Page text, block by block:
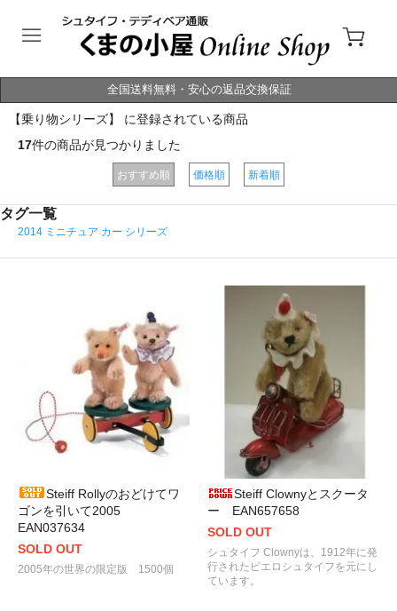
全国送料無料・安心の返品交換保証
【乗り物シリーズ】 に登録されている商品
17件の商品が見つかりました
おすすめ順 価格順 新着順
タグ一覧
2014 ミニチュア カー シリーズ
Steiff Rollyのおどけてワ
ゴンを引いて2005
EAN037634
SOLD OUT
2005年の世界の限定版 1500個
Steiff Clownyとスクータ
ー EAN657658
SOLD OUT
シュタイフ Clownyは、1912年に発
行されたピエロシュタイフを元にし
ています。